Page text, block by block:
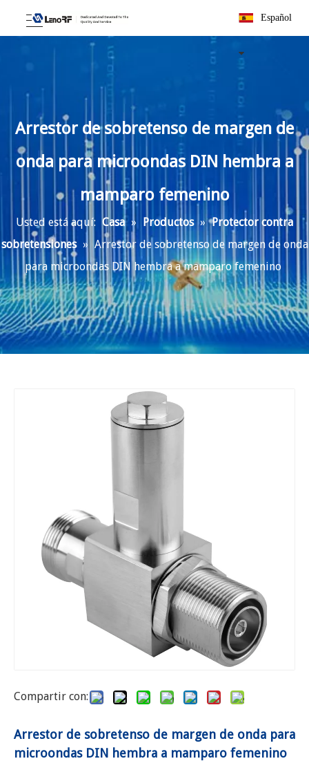
Español
Arrestor de sobretenso de margen de
onda para microondas DIN hembra a
mamparo femenino
Usted está aquí: Casa » Productos » Protector contra
sobretensiones » Arrestor de sobretenso de margen de onda
para microondas DIN hembra a mamparo femenino
Compartir con:
Arrestor de sobretenso de margen de onda para
microondas DIN hembra a mamparo femenino